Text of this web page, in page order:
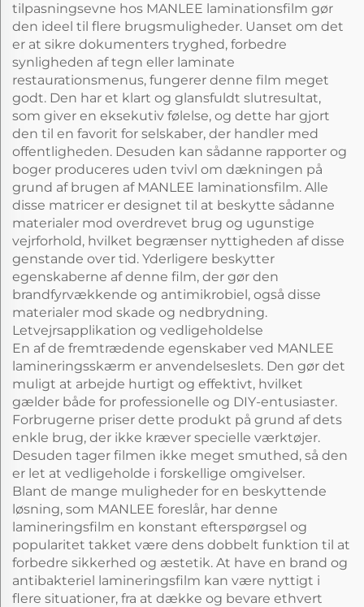
tilpasningsevne hos MANLEE laminationsfilm gør
den ideel til flere brugsmuligheder. Uanset om det
er at sikre dokumenters tryghed, forbedre
synligheden af tegn eller laminate
restaurationsmenus, fungerer denne film meget
godt. Den har et klart og glansfuldt slutresultat,
som giver en eksekutiv følelse, og dette har gjort
den til en favorit for selskaber, der handler med
offentligheden. Desuden kan sådanne rapporter og
boger produceres uden tvivl om dækningen på
grund af brugen af MANLEE laminationsfilm. Alle
disse matricer er designet til at beskytte sådanne
materialer mod overdrevet brug og ugunstige
vejrforhold, hvilket begrænser nyttigheden af disse
genstande over tid. Yderligere beskytter
egenskaberne af denne film, der gør den
brandfyrvækkende og antimikrobiel, også disse
materialer mod skade og nedbrydning.
Letvejrsapplikation og vedligeholdelse
En af de fremtrædende egenskaber ved MANLEE
lamineringsskærm er anvendelseslets. Den gør det
muligt at arbejde hurtigt og effektivt, hvilket
gælder både for professionelle og DIY-entusiaster.
Forbrugerne priser dette produkt på grund af dets
enkle brug, der ikke kræver specielle værktøjer.
Desuden tager filmen ikke meget smuthed, så den
er let at vedligeholde i forskellige omgivelser.
Blant de mange muligheder for en beskyttende
løsning, som MANLEE foreslår, har denne
lamineringsfilm en konstant efterspørgsel og
popularitet takket være dens dobbelt funktion til at
forbedre sikkerhed og æstetik. At have en brand og
antibakteriel lamineringsfilm kan være nyttigt i
flere situationer, fra at dække og bevare ethvert